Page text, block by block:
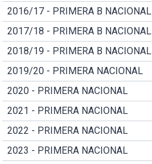
2016/17 - PRIMERA B NACIONAL
2017/18 - PRIMERA B NACIONAL
2018/19 - PRIMERA B NACIONAL
2019/20 - PRIMERA NACIONAL
2020 - PRIMERA NACIONAL
2021 - PRIMERA NACIONAL
2022 - PRIMERA NACIONAL
2023 - PRIMERA NACIONAL